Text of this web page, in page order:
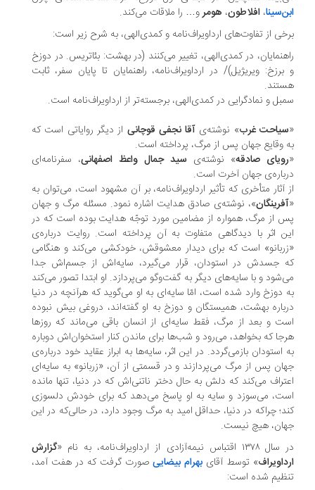
،افلاطون،هومرو… را ملاقات می‌کند.
از تفاوت‌های ارداویراف‌نامه و کمدی‌الهی، به شرح زیر است:
در کمدی‌الهی، تغییر می‌کنند (در بهشت: بئاتریس. در دوزخ
ویریژیل)/ در ارداویراف‌نامه، راهنمایان تا پایان سفر، ثابت
و نمادگرایی در کمدی‌الهی، برجسته‌تر از ارداویراف‌نامه است.
غرب» نوشته‌یآقا نجفی قوچانیاز دیگر روایاتی است که
وقایع جهان پس از مرگ، پرداخته است.
صادقه » نوشته‌یسید جمال واعظ اصفهانی، سفرنامه‌ای
جهان آخرت است.
آثار متأخری که تأثیر ارداویراف‌نامه، بر آن مشهود است، می‌توان به
»، نوشته‌ی صادق هدایت اشاره نمود. مسئله مرگ و جهان
از مرگ، همواره از مضامین مورد توجّه هدایت بوده است که در
اثر با دیدگاهی متفاوت به آن پرداخته است. روایت درباره‌ی
است که برای دیدار معشوقش، خودکشی می‌کند و هنگامی
جسدش در استودان، قرار می‌گیرد، سایه‌اش از جسم‌اش جدا
و با سایه‌های دیگر به گفت‌وگو می‌پردازد. او ابتدا تصور می‌کند
دوزخ وارد شده است، امّا سایه‌ای به او می‌گوید که هرآنچه در دنیا
بهشت، همیستگان و دوزخ به او گفته‌اند، دروغی بیش نبوده
و بعد از مرگ، فقط سایه‌ای از انسان‌ باقی می‌ماند که روزها
که بخواهد، می‌رود و شب‌ها برای ماندن کنار استخوان‌اش دوباره
استودان بازمی‌گردد. در این اثر، سایه‌ها به ابراز عقاید خود درباره‌ی
پس از مرگ می‌پردازند و در قسمتی از آن، «زربانو» به سایه‌ای
می‌کند که دلش به حال دختر ناتنی‌اش که در دنیا، تنها مانده
می‌سوزد و سایه به او پاسخ می‌دهد که برای خودش دلسوزی
چراکه در دنیا، حداقل امید به مرگ وجود دارد، در حالی‌که در این
هیچ نیست.
نیمه‌آزادی از ارداویراف‌نامه، به نام «
گزارش
» توسط آقایبهرام بیضاییصورت گرفت که در هفت آمد،
شده است: